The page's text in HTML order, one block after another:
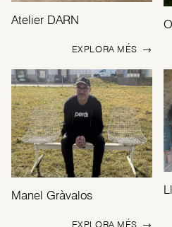
Atelier DARN
EXPLORA MÉS →
Manel Gràvalos
EXPLORA MÉS →